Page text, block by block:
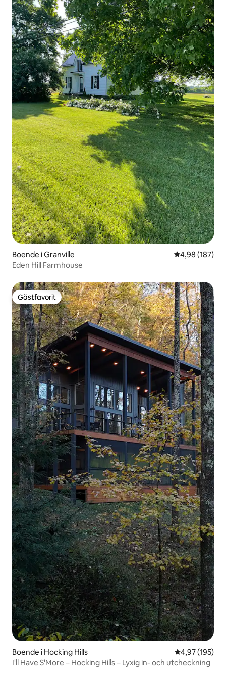
Boende i Granville 4,98 av 5 i
4,98 (187)
Eden Hill Farmhouse
Gästfavorit
Gästfavorit
Boende i Hocking Hills 4,97 av 5 i
4,97 (195)
I'll Have S'More – Hocking Hills – Lyxig in- och utcheckning